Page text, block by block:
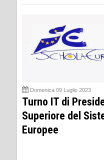
Domenica 09 Luglio 2023
Turno IT di
Superiore del
Europee